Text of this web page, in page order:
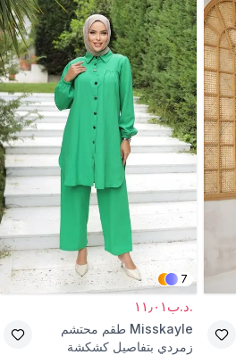
7
.د.ب١١٫٠١
Misskayle طقم محتشم
زمردي بتفاصيل كشكشة